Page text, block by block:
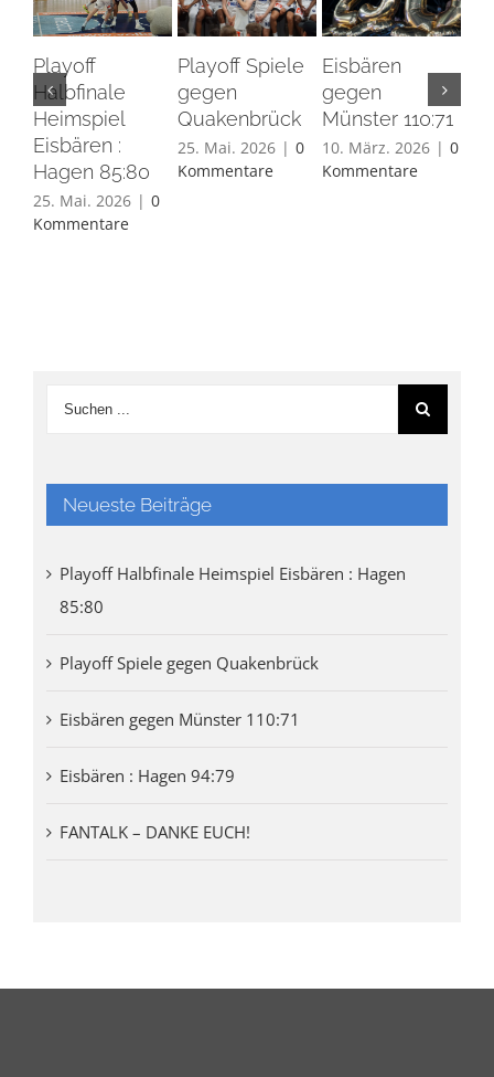
Playoff
Halbfinale
Heimspiel
Eisbären :
Hagen 85:80
25. Mai. 2026 | 0
Kommentare
Playoff Spiele
gegen
Quakenbrück
25. Mai. 2026 | 0
Kommentare
Eisbären
gegen
Münster 110:71
10. März. 2026 | 0
Kommentare
Neueste Beiträge
Playoff Halbfinale Heimspiel Eisbären : Hagen
85:80
Playoff Spiele gegen Quakenbrück
Eisbären gegen Münster 110:71
Eisbären : Hagen 94:79
FANTALK – DANKE EUCH!